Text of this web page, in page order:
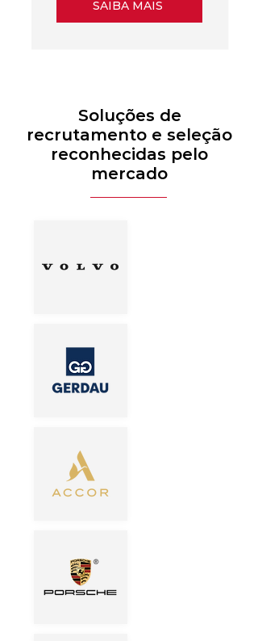
SAIBA MAIS
Soluções de
recrutamento e seleção
reconhecidas pelo
mercado